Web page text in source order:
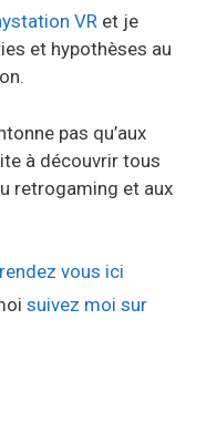
VR et je
et hypothèses au
pas qu’aux
à découvrir tous
retrogaming et aux
rendez vous ici
suivez moi sur